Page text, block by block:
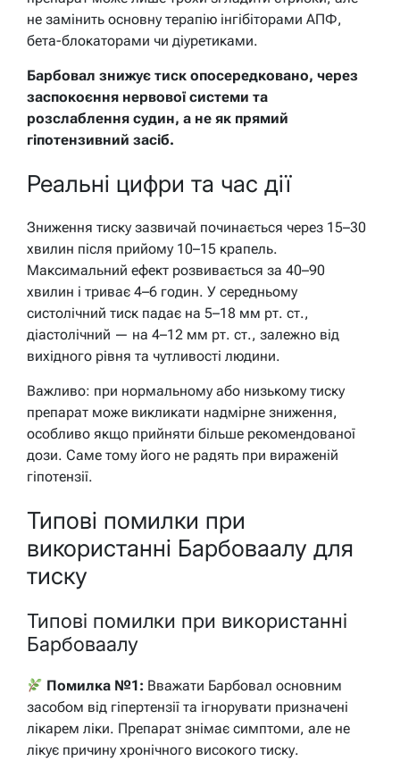
не замінить основну терапію інгібіторами АПФ,
бета-блокаторами чи діуретиками.
Барбовал знижує тиск опосередковано, через
заспокоєння нервової системи та
розслаблення судин, а не як прямий
гіпотензивний засіб.
Реальні цифри та час дії
Зниження тиску зазвичай починається через 15–30
хвилин після прийому 10–15 крапель.
Максимальний ефект розвивається за 40–90
хвилин і триває 4–6 годин. У середньому
систолічний тиск падає на 5–18 мм рт. ст.,
діастолічний — на 4–12 мм рт. ст., залежно від
вихідного рівня та чутливості людини.
Важливо: при нормальному або низькому тиску
препарат може викликати надмірне зниження,
особливо якщо прийняти більше рекомендованої
дози. Саме тому його не радять при вираженій
гіпотензії.
Типові помилки при
використанні Барбоваалу для
тиску
Типові помилки при використанні
Барбоваалу
Помилка №1: Вважати Барбовал основним
засобом від гіпертензії та ігнорувати призначені
лікарем ліки. Препарат знімає симптоми, але не
лікує причину хронічного високого тиску.